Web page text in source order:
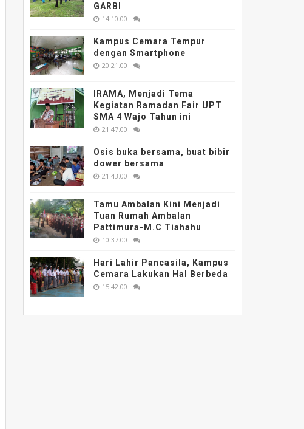
GARBI
14.10.00
Kampus Cemara Tempur
dengan Smartphone
20.21.00
IRAMA, Menjadi Tema
Kegiatan Ramadan Fair UPT
SMA 4 Wajo Tahun ini
21.47.00
Osis buka bersama, buat bibir
dower bersama
21.43.00
Tamu Ambalan Kini Menjadi
Tuan Rumah Ambalan
Pattimura-M.C Tiahahu
10.37.00
Hari Lahir Pancasila, Kampus
Cemara Lakukan Hal Berbeda
15.42.00